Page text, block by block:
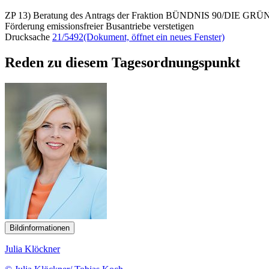
ZP 13) Beratung des Antrags der Fraktion BÜNDNIS 90/DIE
Förderung emissionsfreier Busantriebe verstetigen
Drucksache 21/5492(Dokument, öffnet ein neues Fenster)
Reden zu diesem Tagesordnungspunkt
Bildinformationen
Julia Klöckner